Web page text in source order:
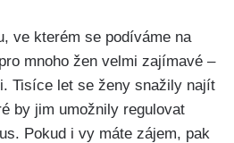
ve kterém se podíváme na
mnoho ​žen velmi zajímavé –
Tisíce let se ženy ‌snažily najít
by jim umožnily regulovat
Pokud i vy máte⁢ zájem, pak